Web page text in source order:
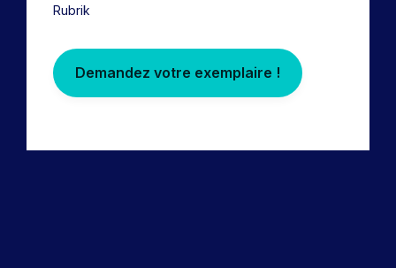
Rubrik
Demandez votre exemplaire !